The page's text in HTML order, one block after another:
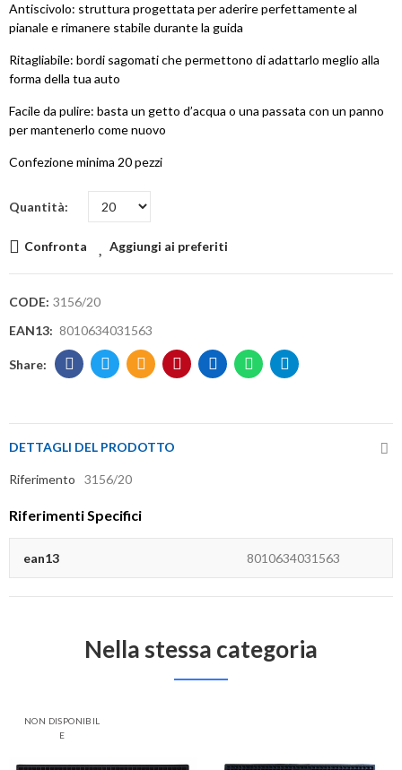
Antiscivolo: struttura progettata per aderire perfettamente al
pianale e rimanere stabile durante la guida
Ritagliabile: bordi sagomati che permettono di adattarlo meglio alla
forma della tua auto
Facile da pulire: basta un getto d’acqua o una passata con un panno
per mantenerlo come nuovo
Confezione minima 20 pezzi
Quantità
Confronta Aggiungi ai preferiti
CODE: 3156/20
EAN13: 8010634031563
DETTAGLI DEL PRODOTTO
Riferimento 3156/20
Riferimenti Specifici
ean13 8010634031563
Nella stessa categoria
NON DISPONIBIL
E